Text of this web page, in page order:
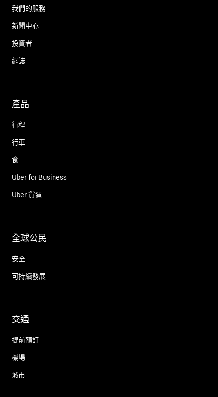
我們的服務
新聞中心
投資者
網誌
產品
行程
行車
食
Uber for Business
Uber 貨運
全球公民
安全
可持續發展
交通
提前預訂
機場
城市